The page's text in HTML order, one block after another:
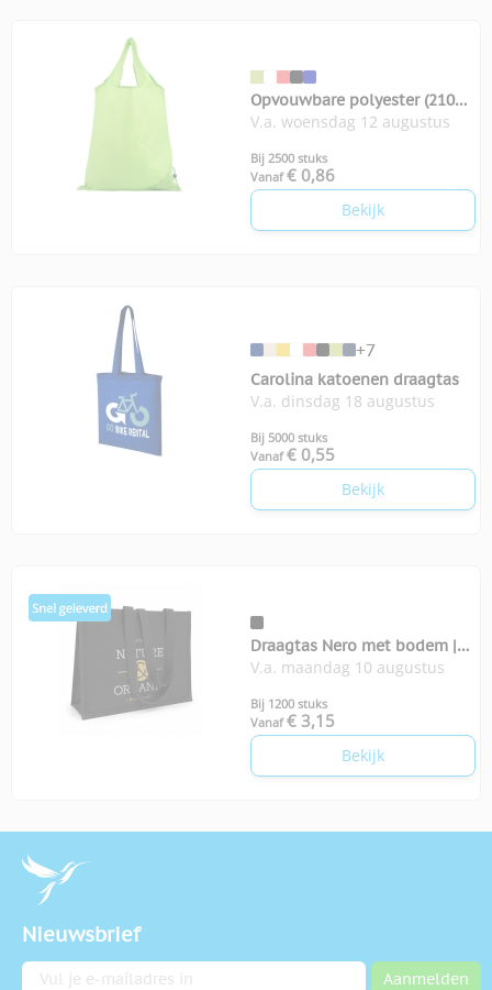
Opvouwbare polyester (210D)
boodschappentas
V.a. woensdag 12 augustus
Bij 2500 stuks
Vanaf € 0,86
Bekijk
+7
Carolina katoenen draagtas
V.a. dinsdag 18 augustus
Bij 5000 stuks
Vanaf € 0,55
Bekijk
Draagtas Nero met bodem |
350-grams
V.a. maandag 10 augustus
Bij 1200 stuks
Vanaf € 3,15
Bekijk
Nieuwsbrief
E-mailadres Aanmelden